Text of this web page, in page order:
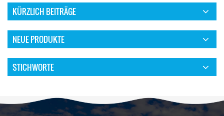
KÜRZLICH BEITRÄGE
NEUE PRODUKTE
STICHWORTE